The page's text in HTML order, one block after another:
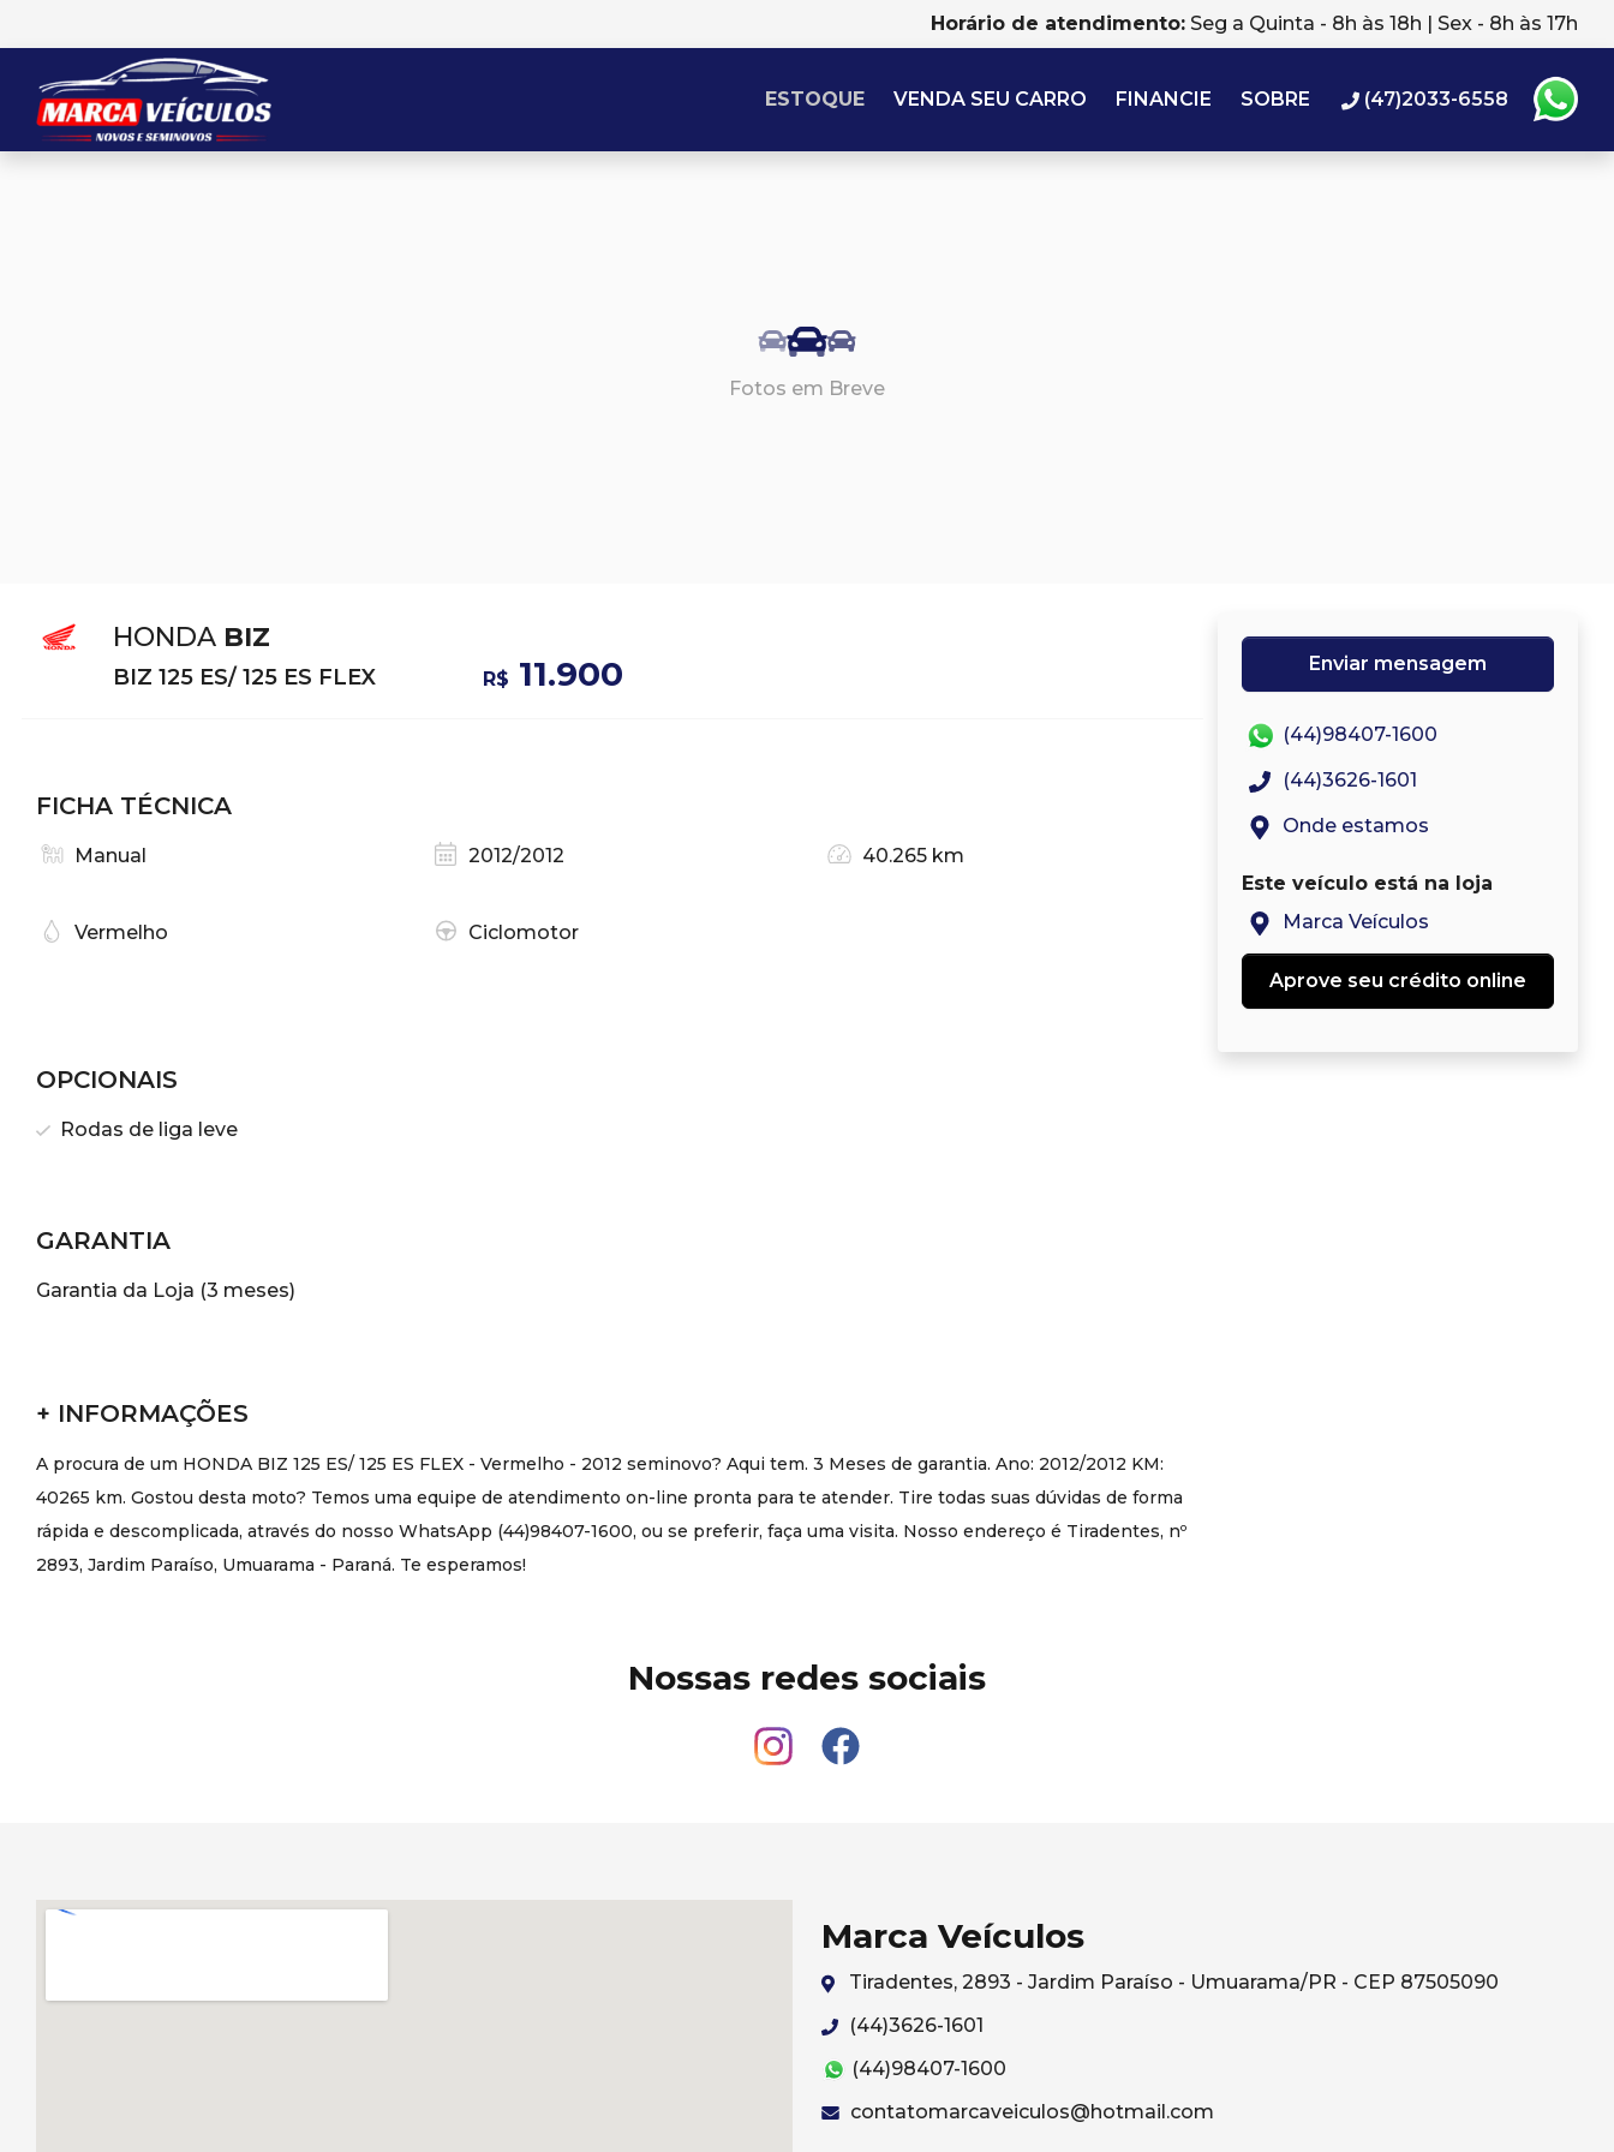
Horário de atendimento: Seg a Quinta - 8h às 18h | Sex - 8h às 17h
ESTOQUE VENDA SEU CARRO FINANCIE SOBRE (47)2033-6558
Fotos em Breve
HONDA BIZ
BIZ 125 ES/ 125 ES FLEX R$ 11.900
FICHA TÉCNICA
Manual 2012/2012 40.265 km
Vermelho Ciclomotor
OPCIONAIS
Rodas de liga leve
GARANTIA
Garantia da Loja (3 meses)
+ INFORMAÇÕES
A procura de um HONDA BIZ 125 ES/ 125 ES FLEX - Vermelho - 2012 seminovo? Aqui tem. 3 Meses de garantia. Ano: 2012/2012 KM:
40265 km. Gostou desta moto? Temos uma equipe de atendimento on-line pronta para te atender. Tire todas suas dúvidas de forma
rápida e descomplicada, através do nosso WhatsApp (44)98407-1600, ou se preferir, faça uma visita. Nosso endereço é Tiradentes, nº
2893, Jardim Paraíso, Umuarama - Paraná. Te esperamos!
Enviar mensagem
(44)98407-1600
(44)3626-1601
Onde estamos
Este veículo está na loja
Marca Veículos
Aprove seu crédito online
Nossas redes sociais
Marca Veículos
Tiradentes, 2893 - Jardim Paraíso - Umuarama/PR - CEP 87505090
(44)3626-1601
(44)98407-1600
contatomarcaveiculos@hotmail.com